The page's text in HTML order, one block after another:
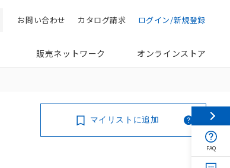
検索 ログイン/新規登録
カタログ請求
お問い合わせ
販売ネットワーク オンラインストア
マイリストに追加
FAQ